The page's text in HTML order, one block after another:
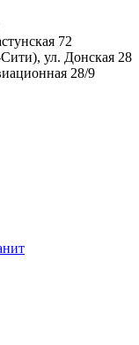
72
ул. Донская 28
28/9